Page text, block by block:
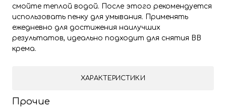
смойте теплой водой. После этого рекомендуется
использовать пенку для умывания. Применять
ежедневно для достижения наилучших
результатов, идеально подходит для снятия BB
крема.
ХАРАКТЕРИСТИКИ
Прочие